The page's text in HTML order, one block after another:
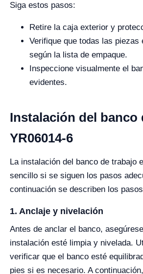
Siga estos pasos:
Retire la caja exterior y
Verifique que todas las piezas
según la lista de empaque.
Inspeccione visualmente el
evidentes.
Instalación del banco
YR06014-6
La instalación del banco de trabajo
sencillo si se siguen los pasos
continuación se describen los
1. Anclaje y nivelación
Antes de anclar el banco,
instalación esté limpia y nivelada.
verificar que el banco esté
pies si es necesario. A